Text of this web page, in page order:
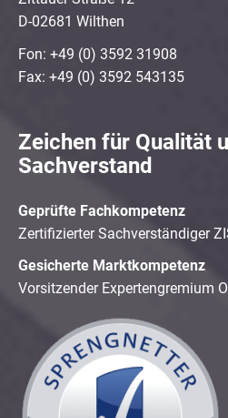
D-02681 Wilthen
Fon: +49 (0) 3592 31908
Fax: +49 (0) 3592 543135
Zeichen für Qualität
Sachverstand
Geprüfte Fachkompetenz
Zertifizierter Sachverständiger
Gesicherte Marktkompetenz
Vorsitzender Expertengremium